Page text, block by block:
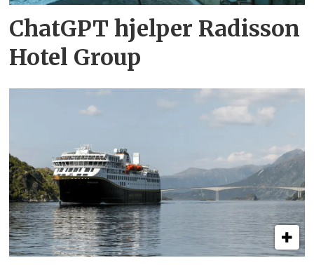
ChatGPT hjelper Radisson
Hotel Group